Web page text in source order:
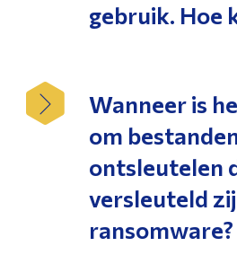
gebruik. Hoe
Wanneer is
om
ontsleutelen
versleuteld
ransomware?